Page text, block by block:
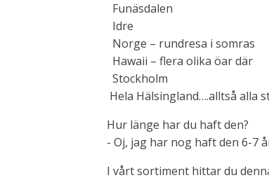
Funäsdalen
Idre
Norge – rundresa i somras
Hawaii – flera olika öar där
Stockholm
Hela Hälsingland….alltså alla
Hur länge har du haft den?
- Oj, jag har nog haft den 6-7
I vårt sortiment hittar du